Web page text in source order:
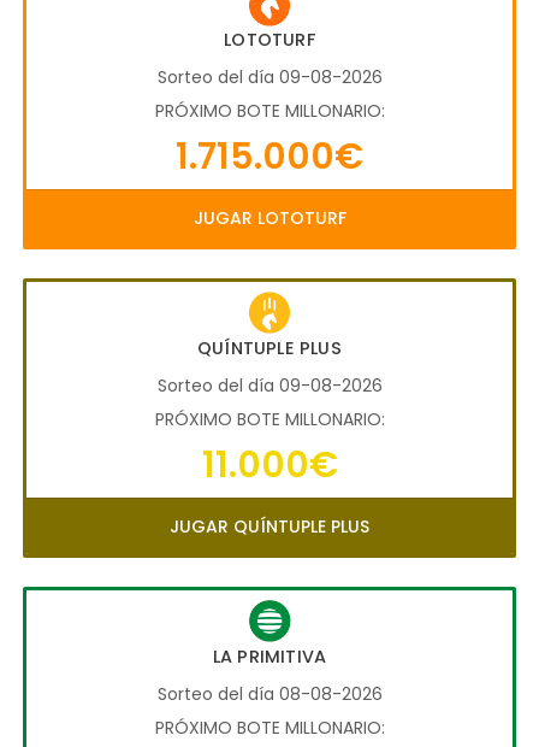
LOTOTURF
Sorteo del día 09-08-2026
PRÓXIMO BOTE MILLONARIO:
1.715.000€
JUGAR LOTOTURF
QUÍNTUPLE PLUS
Sorteo del día 09-08-2026
PRÓXIMO BOTE MILLONARIO:
11.000€
JUGAR QUÍNTUPLE PLUS
LA PRIMITIVA
Sorteo del día 08-08-2026
PRÓXIMO BOTE MILLONARIO: